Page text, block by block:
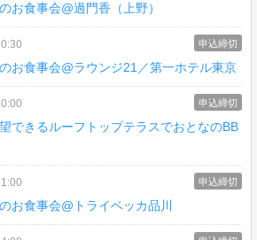
お食事会@過門香（上野）
お食事会@ラウンジ21／第一ホテル東京
申込締切
できるルーフトップテラスでおとなのBB
申込締切
お食事会@トライベッカ品川
申込締切